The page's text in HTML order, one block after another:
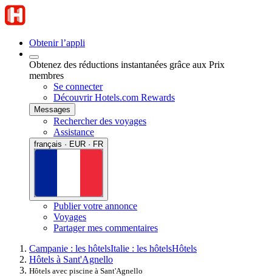
Obtenir l’appli
Obtenez des réductions instantanées grâce aux Prix
membres
Se connecter
Découvrir Hotels.com Rewards
Messages
Rechercher des voyages
Assistance
français · EUR · FR
Publier votre annonce
Voyages
Partager mes commentaires
Campanie : les hôtelsItalie : les hôtelsHôtels
Hôtels à Sant'Agnello
Hôtels avec piscine à Sant'Agnello